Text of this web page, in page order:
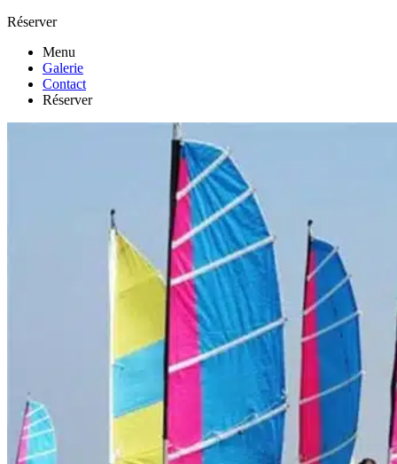
Réserver
Menu
Galerie
Contact
Réserver